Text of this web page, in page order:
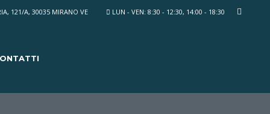
LUN - VEN: 8:30 - 12:30, 14:00 - 18:30
121/A, 30035 MIRANO VE